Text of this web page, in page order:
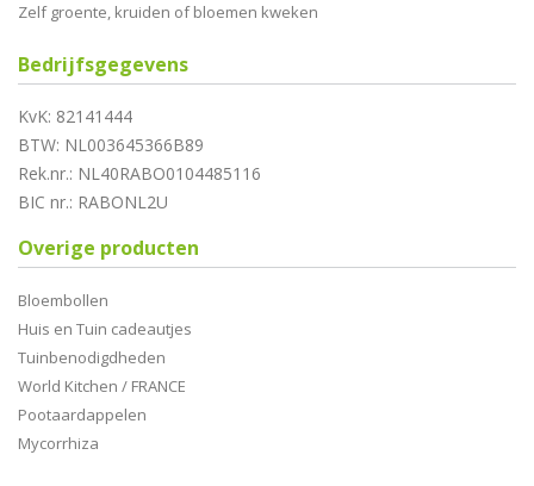
Zelf groente, kruiden of bloemen kweken
Bedrijfsgegevens
KvK: 82141444
BTW: NL003645366B89
Rek.nr.: NL40RABO0104485116
BIC nr.: RABONL2U
Overige producten
Bloembollen
Huis en Tuin cadeautjes
Tuinbenodigdheden
World Kitchen / FRANCE
Pootaardappelen
Mycorrhiza